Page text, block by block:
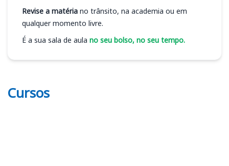
Revise a matéria no trânsito, na academia ou em
qualquer momento livre.
É a sua sala de aula no seu bolso, no seu tempo.
Cursos